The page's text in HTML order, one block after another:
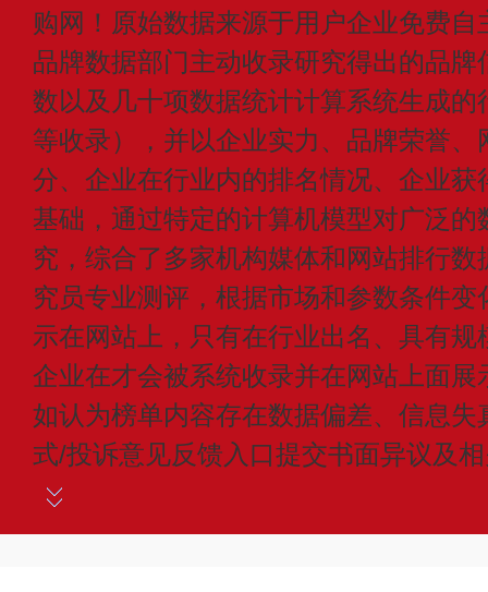
购网！原始数据来源于用户企业免费
品牌数据部门主动收录研究得出的品
数以及几十项数据统计计算系统生成
等收录），并以企业实力、品牌荣誉
分、企业在行业内的排名情况、企业
基础，通过特定的计算机模型对广泛
究，综合了多家机构媒体和网站排行
究员专业测评，根据市场和参数条件
示在网站上，只有在行业出名、具有
企业在才会被系统收录并在网站上面
如认为榜单内容存在数据偏差、信息
式/投诉意见反馈入口提交书面异议及